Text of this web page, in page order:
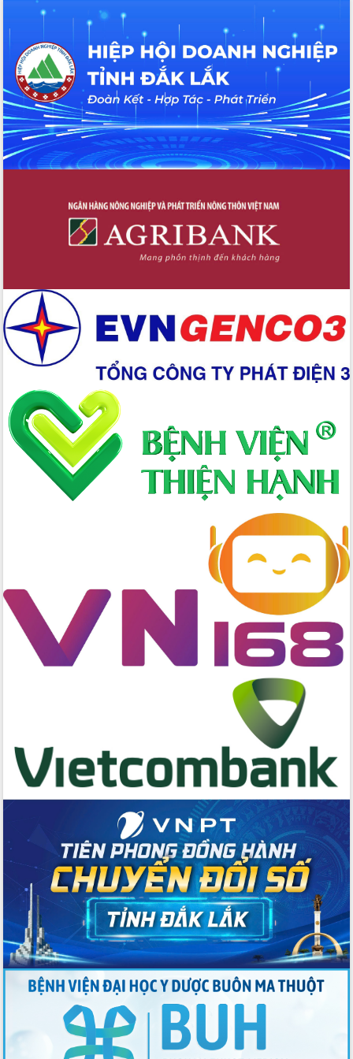
doanh nghiệp làm thước đo phục vụ
Đảm bảo công tác bầu cử triển khai
đúng tiến độ, quy trình theo luật định
Ban Tuyên giáo và Dân vận Trung ương
tập huấn công tác khoa giáo năm 2025
Đắk Lắk hưởng ứng Ngày Pháp luật
Việt Nam 2025 và biểu dương 25 tập
thể, cá nhân tiêu biểu
Hội nghị lần thứ nhất Ban Chỉ đạo
công tác bầu cử tỉnh Đắk Lắk
Kỳ họp chuyên đề lần thứ Ba, HĐND
Bí thư Tỉnh ủy Lương Nguyễn Minh
khai thác IUU
Hội thảo chuyên đề “Hành trình xuất
khẩu nông sản Việt Nam qua thương
mại điện tử cùng Amazon”
Đại hội Thi đua yêu nước tỉnh Đắk Lắk
Đồng chí Lương Nguyễn Minh Triết
được chỉ định làm Bí thư Tỉnh ủy Đắk
Lắk nhiệm kỳ 2025 – 2030
Tập trung triển khai các giải pháp sản
xuất nông nghiệp bền vững, phát thải
Tọa đàm kỷ niệm 95 năm Ngày thành
Tập trung phát triển khoa học công
nghệ, đổi mới sáng tạo và chuyển đổi
số lĩnh vực nông nghiệp và môi trường
“Hồ sơ phi địa giới – Bước tiến mới
trong cải cách hành chính”
đổi mới sáng tạo và chuyển đổi số
Tỉnh Đắk Lắk hiện đại hóa y tế từ bệnh
án điện tử
Tập huấn công tác đối ngoại và tuyên
truyền quản lý biên giới, biển đảo
Nhiều cách làm hay trong chuyển đổi
số vì người dân
Quyết tâm phấn đấu hoàn thành thắng
lợi các mục tiêu, nhiệm vụ Nghị quyết
Đại hội đại biểu Đảng bộ tỉnh Đắk Lắk
nhiệm kỳ 2025-2030
Khai mạc trọng thể Đại hội đại biểu
Đảng bộ tỉnh Đắk Lắk lần thứ I, nhiệm
kỳ 2025 - 2030
Đắk Lắk hoàn thành mục tiêu xóa nhà
tạm, nhà dột nát năm 2025
Phiên trù bị Đại hội đại biểu Đảng bộ
tỉnh Đắk Lắk lần thứ I, nhiệm kỳ 2025-